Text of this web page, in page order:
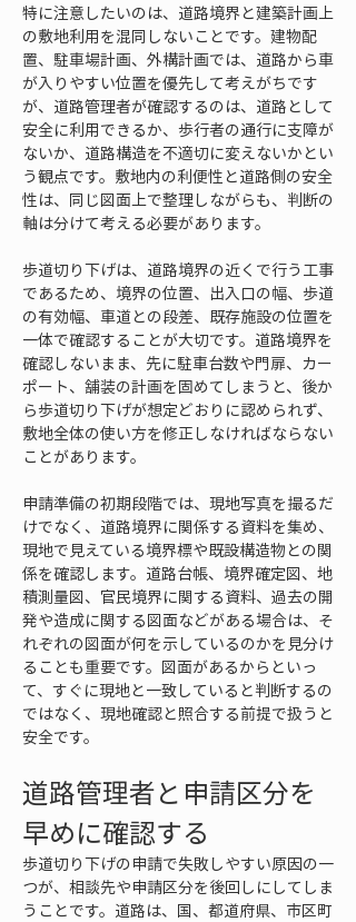
特に注意したいのは、道路境界と建築計画上
の敷地利用を混同しないことです。建物配
置、駐車場計画、外構計画では、道路から車
が入りやすい位置を優先して考えがちです
が、道路管理者が確認するのは、道路として
安全に利用できるか、歩行者の通行に支障が
ないか、道路構造を不適切に変えないかとい
う観点です。敷地内の利便性と道路側の安全
性は、同じ図面上で整理しながらも、判断の
軸は分けて考える必要があります。
歩道切り下げは、道路境界の近くで行う工事
であるため、境界の位置、出入口の幅、歩道
の有効幅、車道との段差、既存施設の位置を
一体で確認することが大切です。道路境界を
確認しないまま、先に駐車台数や門扉、カー
ポート、舗装の計画を固めてしまうと、後か
ら歩道切り下げが想定どおりに認められず、
敷地全体の使い方を修正しなければならない
ことがあります。
申請準備の初期段階では、現地写真を撮るだ
けでなく、道路境界に関係する資料を集め、
現地で見えている境界標や既設構造物との関
係を確認します。道路台帳、境界確定図、地
積測量図、官民境界に関する資料、過去の開
発や造成に関する図面などがある場合は、そ
れぞれの図面が何を示しているのかを見分け
ることも重要です。図面があるからといっ
て、すぐに現地と一致していると判断するの
ではなく、現地確認と照合する前提で扱うと
安全です。
道路管理者と申請区分を
早めに確認する
歩道切り下げの申請で失敗しやすい原因の一
つが、相談先や申請区分を後回しにしてしま
うことです。道路は、国、都道府県、市区町